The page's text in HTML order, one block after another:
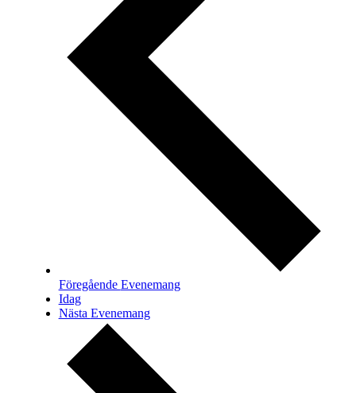
Föregående Evenemang
Idag
Nästa Evenemang